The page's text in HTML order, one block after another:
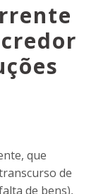
que
de
de bens),